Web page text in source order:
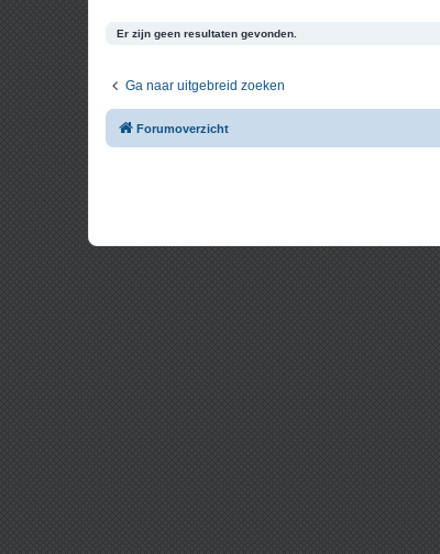
Er zijn geen resultaten gevonden.
Ga naar uitgebreid zoeken
Forumoverzicht